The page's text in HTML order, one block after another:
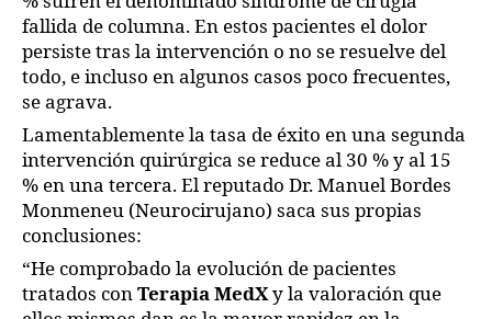
fallida de columna. En estos pacientes el dolor
persiste tras la intervención o no se resuelve del
todo, e incluso en algunos casos poco frecuentes,
se agrava.
Lamentablemente la tasa de éxito en una segunda
intervención quirúrgica se reduce al 30 % y al 15
% en una tercera. El reputado Dr. Manuel Bordes
Monmeneu (Neurocirujano) saca sus propias
conclusiones:
“He comprobado la evolución de pacientes
tratados conTerapia MedXy la valoración que